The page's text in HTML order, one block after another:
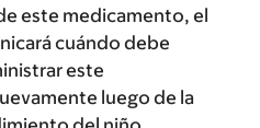
este medicamento, el
cuándo debe
este
luego de la